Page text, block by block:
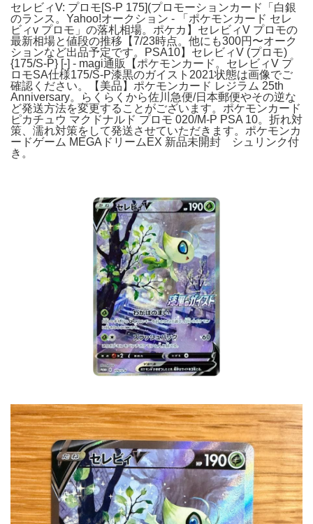
セレビィV: プロモ[S-P 175](プロモーションカード「白銀
のランス。Yahoo!オークション - 「ポケモンカード セレ
ビィv プロモ」の落札相場。ポケカ】セレビィV プロモの
最新相場と値段の推移【7/23時点。他にも300円〜オーク
ションなど出品予定です。PSA10】セレビィV (プロモ)
{175/S-P} [-] - magi通販【ポケモンカード。セレビィV プ
ロモSA仕様175/S-P漆黒のガイスト2021状態は画像でご
確認ください。【美品】ポケモンカード レジラム 25th
Anniversary。らくらくから佐川急便/日本郵便やその逆な
ど発送方法を変更することがございます。ポケモンカード
ピカチュウ マクドナルド プロモ 020/M-P PSA 10。折れ対
策、濡れ対策をして発送させていただきます。ポケモンカ
ードゲーム MEGAドリームEX 新品未開封 シュリンク付
き。